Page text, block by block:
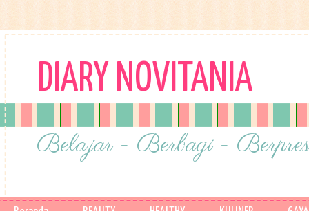
DIARY NOVITANIA
Belajar - Berbagi -